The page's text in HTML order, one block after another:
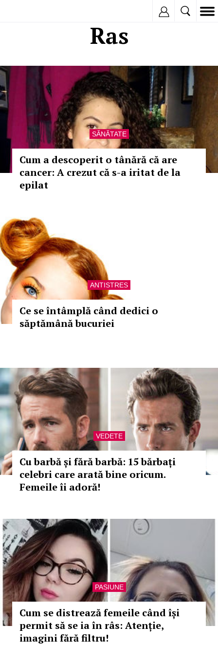
Ras
SĂNĂTATE
Cum a descoperit o tânără că are
cancer: A crezut că s-a iritat de la
epilat
ANTISTRES
Ce se întâmplă când dedici o
săptămână bucuriei
VEDETE
Cu barbă și fără barbă: 15 bărbați
celebri care arată bine oricum.
Femeile îi adoră!
PASIUNE
Cum se distrează femeile când își
permit să se ia în râs: Atenție,
imagini fără filtru!